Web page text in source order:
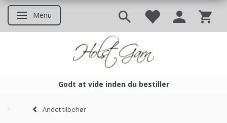
Skifte navigation
Menu
Godt at vide inden du bestiller
Andet tilbehør